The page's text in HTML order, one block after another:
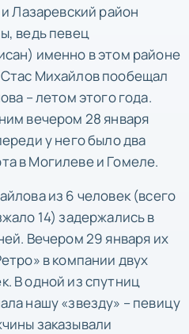
Лазаревский район
ведь певец
именно в этом районе
Михайлов пообещал
– летом этого года.
вечером 28 января
у него было два
в Могилеве и Гомеле.
из 6 человек (всего
14) задержались в
Вечером 29 января их
в компании двух
В одной из спутниц
нашу «звезду» – певицу
заказывали